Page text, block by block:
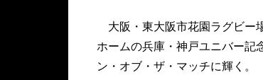
大阪・東大阪市花園ラグビー
ホームの兵庫・神戸ユニバー記
ン・オブ・ザ・マッチに輝く。